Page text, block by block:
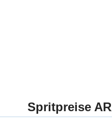
Spritpreise